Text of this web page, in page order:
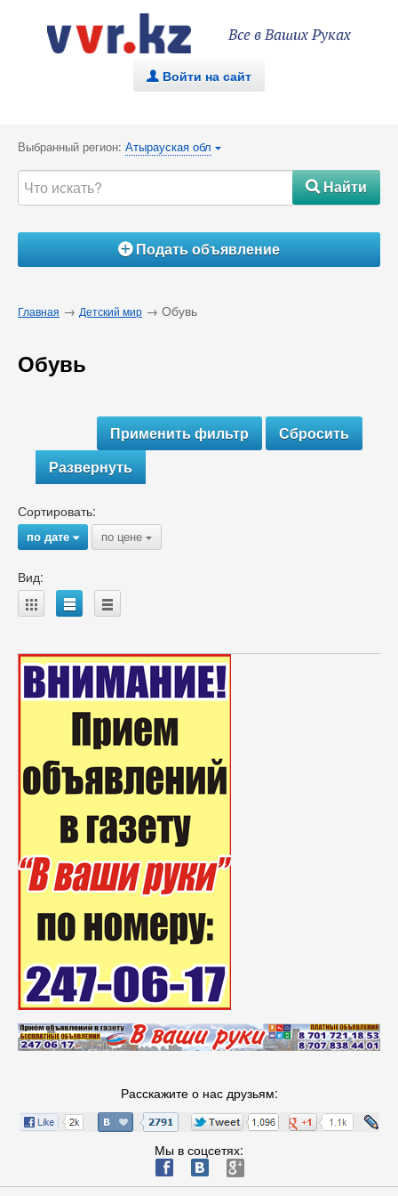
Все в Ваших Руках
. Войти на сайт
Выбранный регион: Атырауская обл {
#Найти
ÁПодать объявление
Главная → Детский мир → Обувь
Обувь
Развернуть
Сортировать:
по дате{ по цене {
Вид:
A B C
Расскажите о нас друзьям:
Мы в соцсетях:
ä æ è